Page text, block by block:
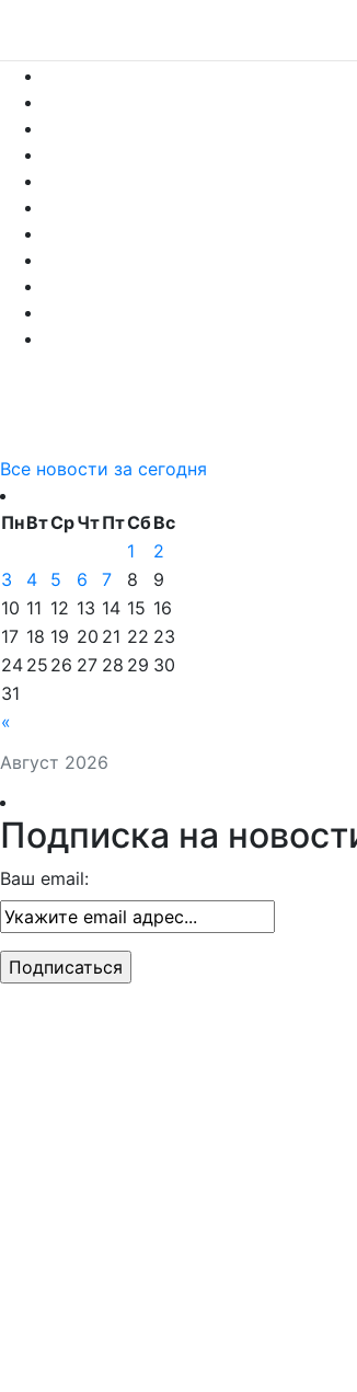
Все новости за сегодня
Август 2026
ПнВтСрЧтПтСбВс
«
1
2
3
4 5 6 7 8
9
10 11 12 13 14 15 16
17 18 19 20 21 22 23
24 25 26 27 28 29 30
31
Подписка на
Ваш email: